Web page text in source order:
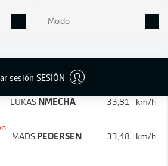
Modo
sesión SESIÓN
FELIX
los jugadores
después de 90 minutos
LUKAS NMECHA 33,81 km/h
MADS PEDERSEN 33,48 km/h